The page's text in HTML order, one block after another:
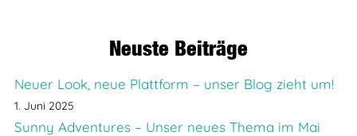
Neuste Beiträge
Neuer Look, neue Plattform – unser Blog zieht um!
1. Juni 2025
Sunny Adventures – Unser neues Thema im Mai